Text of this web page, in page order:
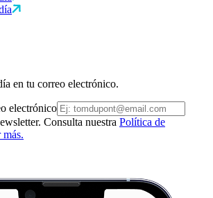
en tu correo electrónico.
electrónico
Consulta nuestra Política de
más.